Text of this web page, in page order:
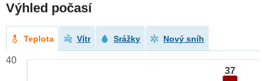
Výhled počasí
Teplota Vítr Srážky Nový sníh
37
40